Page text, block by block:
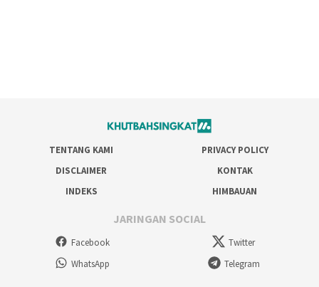
TENTANG KAMI
PRIVACY POLICY
DISCLAIMER
KONTAK
INDEKS
HIMBAUAN
JARINGAN SOCIAL
Facebook
Twitter
WhatsApp
Telegram